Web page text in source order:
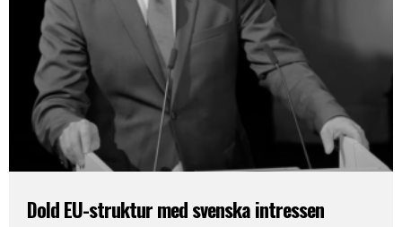
Dold EU-struktur med svenska intressen